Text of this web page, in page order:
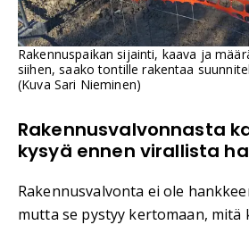
Rakennuspaikan sijainti, kaava ja
siihen, saako tontille rakentaa
(Kuva Sari Nieminen)
Rakennusvalvonnasta
kysyä ennen virallista
Rakennusvalvonta ei ole
mutta se pystyy kertomaan, mitä